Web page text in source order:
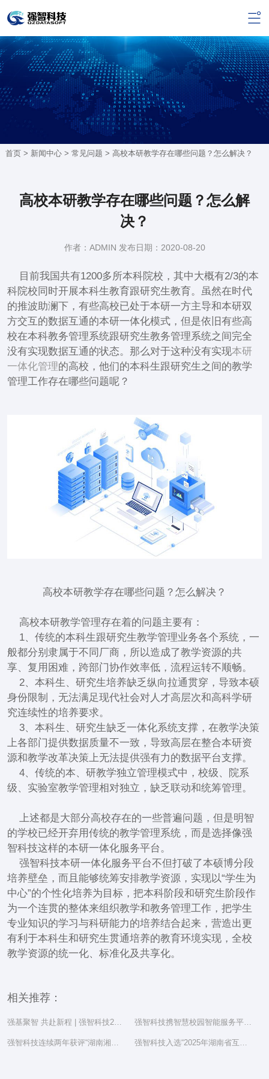
首页 > 新闻中心> 常见问题 > 高校本研教学存在哪些问题？怎么解决？
高校本研教学存在哪些问题？怎么解
决？
作者：ADMIN 发布日期：2020-08-20
目前我国共有1200多所本科院校，其中大概有2/3的本
科院校同时开展本科生教育跟研究生教育。虽然在时代
的推波助澜下，有些高校已处于本研一方主导和本研双
方交互的数据互通的本研一体化模式，但是依旧有些高
校在本科教务管理系统跟研究生教务管理系统之间完全
没有实现数据互通的状态。那么对于这种没有实现本研
一体化管理的高校，他们的本科生跟研究生之间的教学
管理工作存在哪些问题呢？
高校本研教学存在哪些问题？怎么解决？
高校本研教学管理存在着的问题主要有：
1、传统的本科生跟研究生教学管理业务各个系统，一
般都分别隶属于不同厂商，所以造成了教学资源的共
享、复用困难，跨部门协作效率低，流程运转不顺畅。
2、本科生、研究生培养缺乏纵向拉通贯穿，导致本硕
身份限制，无法满足现代社会对人才高层次和高科学研
究连续性的培养要求。
3、本科生、研究生缺乏一体化系统支撑，在教学决策
上各部门提供数据质量不一致，导致高层在整合本研资
源和教学改革决策上无法提供强有力的数据平台支撑。
4、传统的本、研教学独立管理模式中，校级、院系
级、实验室教学管理相对独立，缺乏联动和统筹管理。
上述都是大部分高校存在的一些普遍问题，但是明智
的学校已经开弃用传统的教学管理系统，而是选择像强
智科技这样的本研一体化服务平台。
强智科技本研一体化服务平台不但打破了本硕博分段
培养壁垒，而且能够统筹安排教学资源，实现以“学生为
中心”的个性化培养为目标，把本科阶段和研究生阶段作
为一个连贯的整体来组织教学和教务管理工作，把学生
专业知识的学习与科研能力的培养结合起来，营造出更
有利于本科生和研究生贯通培养的教育环境实现，全校
教学资源的统一化、标准化及共享化。
相关推荐：
强基聚智 共赴新程 | 强智科技2025年度总结表彰大会隆重举行 强智科技携智慧校园智能服务平台亮相湖南省教育信息化工作研讨会
强智科技连续两年获评“湖南湘江新区民营企业社会责任百强” 强智科技入选“2025年湖南省互联网综合实力前三十家企业”